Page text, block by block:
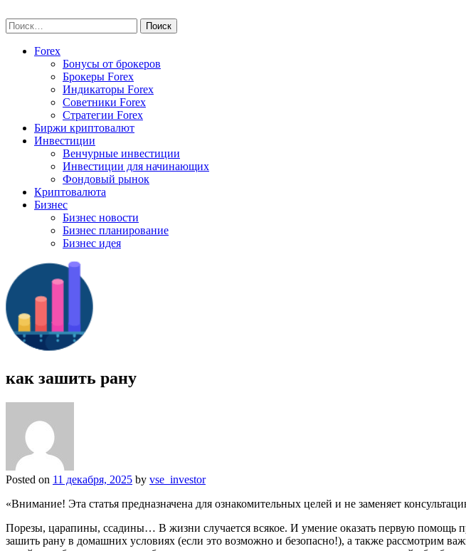
to
content
Найти:
Forex
Бонусы от брокеров
Брокеры Forex
Индикаторы Forex
Советники Forex
Стратегии Forex
Биржи криптовалют
Инвестиции
Венчурные инвестиции
Инвестиции для начинающих
Фондовый рынок
Криптовалюта
Бизнес
Бизнес новости
Бизнес планирование
Бизнес идея
как зашить рану
Posted on 11 декабря, 2025 by vse_investor
«Внимание! Эта статья предназначена для ознакомительных целей и не заменяет
Порезы, царапины, ссадины… В жизни случается всякое. И умение оказать первую помощь
зашить рану в домашних условиях (если это возможно и безопасно!), а также рассмотрим